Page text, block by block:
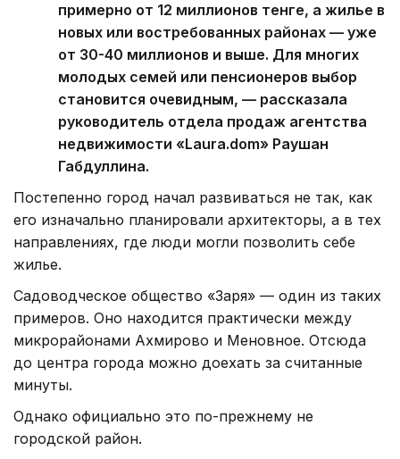
примерно от 12 миллионов тенге, а жилье в
новых или востребованных районах — уже
от 30-40 миллионов и выше. Для многих
молодых семей или пенсионеров выбор
становится очевидным, — рассказала
руководитель отдела продаж агентства
недвижимости «Laura.dom» Раушан
Габдуллина.
Постепенно город начал развиваться не так, как
его изначально планировали архитекторы, а в тех
направлениях, где люди могли позволить себе
жилье.
Садоводческое общество «Заря» — один из таких
примеров. Оно находится практически между
микрорайонами Ахмирово и Меновное. Отсюда
до центра города можно доехать за считанные
минуты.
Однако официально это по-прежнему не
городской район.